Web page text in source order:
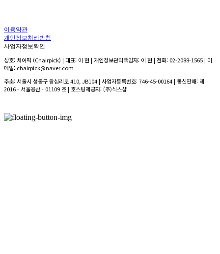
이용약관
개인정보처리방침
사업자정보확인
상호: 체어픽 (Chairpick) | 대표: 이 현 | 개인정보관리책임자: 이 현 | 전화: 02-2088-1565 | 이
메일: chairpick@naver.com
주소: 서울시 성동구 왕십리로 410, JB104 | 사업자등록번호:746-45-00164| 통신판매:제
2016 - 서울용산 - 01109 호| 호스팅제공자: (주)식스샵